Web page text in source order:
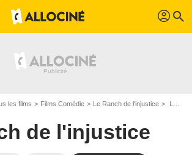
profil search
les films Films Comédie Le Ranch de l'injustice Les films similaires à "Le Ranch de l'injustice"
de l'injustice